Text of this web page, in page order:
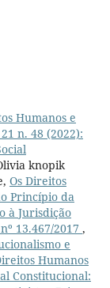
Humanos e
n. 48 (2022):
knopik
Os Direitos
Princípio da
à Jurisdição
13.467/2017 ,
e
Humanos
Constitucional: